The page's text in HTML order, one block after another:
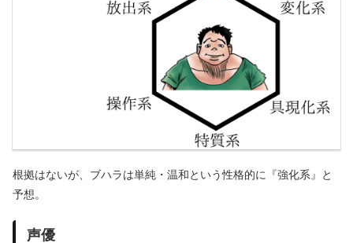
根拠はないが、ブハラは単純・温和という性格的に『強化系』と
予想。
声優